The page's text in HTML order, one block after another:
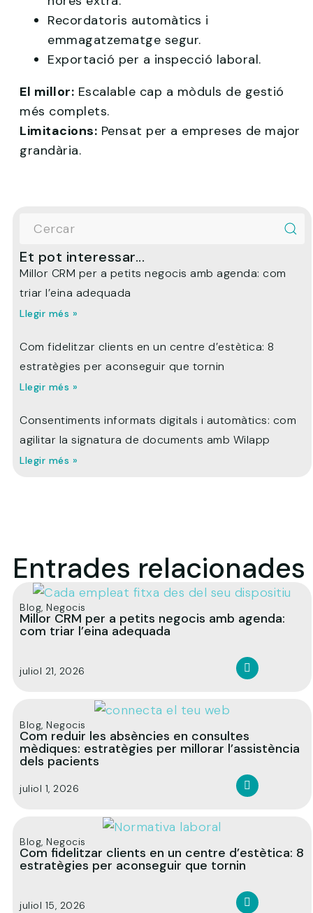
Recordatoris automàtics i
emmagatzematge segur.
Exportació per a inspecció laboral.
El millor: Escalable cap a mòduls de gestió
més complets.
Limitacions: Pensat per a empreses de major
grandària.
Et pot interessar...
Millor CRM per a petits negocis amb agenda: com
triar l’eina adequada
Llegir més »
Com fidelitzar clients en un centre d’estètica: 8
estratègies per aconseguir que tornin
Llegir més »
Consentiments informats digitals i automàtics: com
agilitar la signatura de documents amb Wilapp
Llegir més »
Entrades relacionades
Blog, Negocis
Millor CRM per a petits negocis amb agenda:
com triar l’eina adequada
juliol 21, 2026
Blog, Negocis
Com reduir les absències en consultes
mèdiques: estratègies per millorar l’assistència
dels pacients
juliol 1, 2026
Blog, Negocis
Com fidelitzar clients en un centre d’estètica: 8
estratègies per aconseguir que tornin
juliol 15, 2026